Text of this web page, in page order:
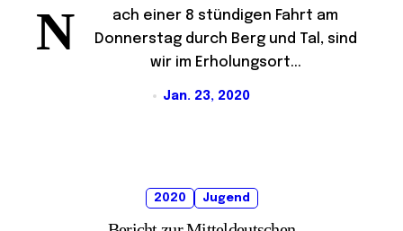
N
ach einer 8 stündigen Fahrt am
Donnerstag durch Berg und Tal, sind
wir im Erholungsort...
Jan. 23, 2020
2020 Jugend